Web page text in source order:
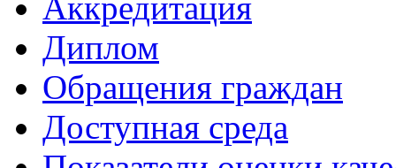
Аккредитация
Диплом
Обращения граждан
Доступная среда